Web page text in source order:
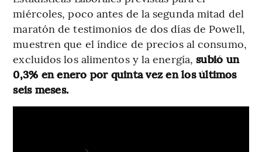
miércoles, poco antes de la segunda mitad del
maratón de testimonios de dos días de Powell,
muestren que el índice de precios al consumo,
excluidos los alimentos y la energía,subió un
0,3% en enero por quinta vez en los últimos
seis meses.